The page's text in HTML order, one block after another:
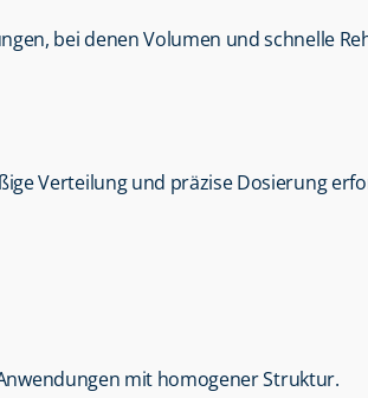
bei denen Volumen und schnelle
Verteilung und präzise Dosierung
mit homogener Struktur.